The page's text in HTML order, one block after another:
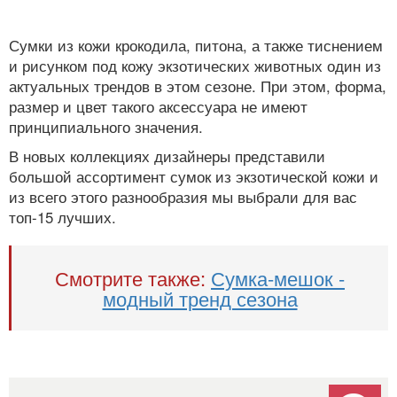
Сумки из кожи крокодила, питона, а также тиснением
и рисунком под кожу экзотических животных один из
актуальных трендов в этом сезоне. При этом, форма,
размер и цвет такого аксессуара не имеют
принципиального значения.
В новых коллекциях дизайнеры представили
большой ассортимент сумок из экзотической кожи и
из всего этого разнообразия мы выбрали для вас
топ-15 лучших.
Смотрите также: Сумка-мешок -
модный тренд сезона